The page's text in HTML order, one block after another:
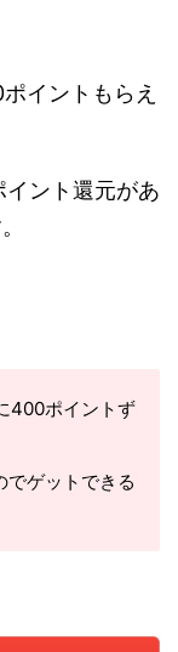
イントもらえ
ント還元があ
400ポイントず
ゲットできる